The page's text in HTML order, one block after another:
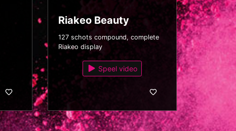
Riakeo Beauty
127 schots compound, complete
Riakeo display
Speel video